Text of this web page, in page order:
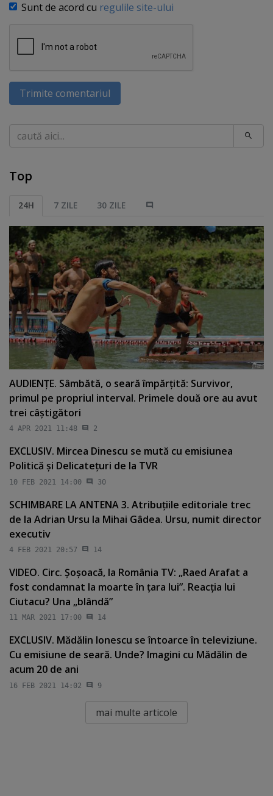
Sunt de acord cu regulile site-ului
Trimite comentariul
Caută
Top
24H 7 ZILE 30 ZILE
AUDIENŢE. Sâmbătă, o seară împărţită: Survivor,
primul pe propriul interval. Primele două ore au avut
trei câştigători
4 APR 2021 11:48 2
EXCLUSIV. Mircea Dinescu se mută cu emisiunea
Politică şi Delicateţuri de la TVR
10 FEB 2021 14:00 30
SCHIMBARE LA ANTENA 3. Atribuţiile editoriale trec
de la Adrian Ursu la Mihai Gâdea. Ursu, numit director
executiv
4 FEB 2021 20:57 14
VIDEO. Circ. Şoşoacă, la România TV: „Raed Arafat a
fost condamnat la moarte în ţara lui”. Reacţia lui
Ciutacu? Una „blândă”
11 MAR 2021 17:00 14
EXCLUSIV. Mădălin Ionescu se întoarce în televiziune.
Cu emisiune de seară. Unde? Imagini cu Mădălin de
acum 20 de ani
16 FEB 2021 14:02 9
mai multe articole